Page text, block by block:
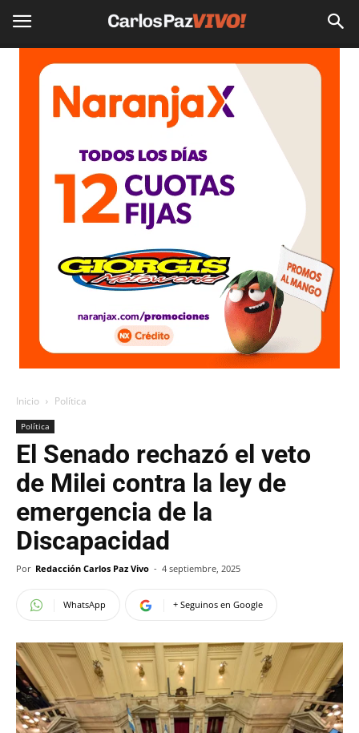
Inicio Política
Política
El Senado rechazó el veto
de Milei contra la ley de
emergencia de la
Discapacidad
Por Redacción Carlos Paz Vivo - 4 septiembre, 2025
WhatsApp + Seguinos en Google